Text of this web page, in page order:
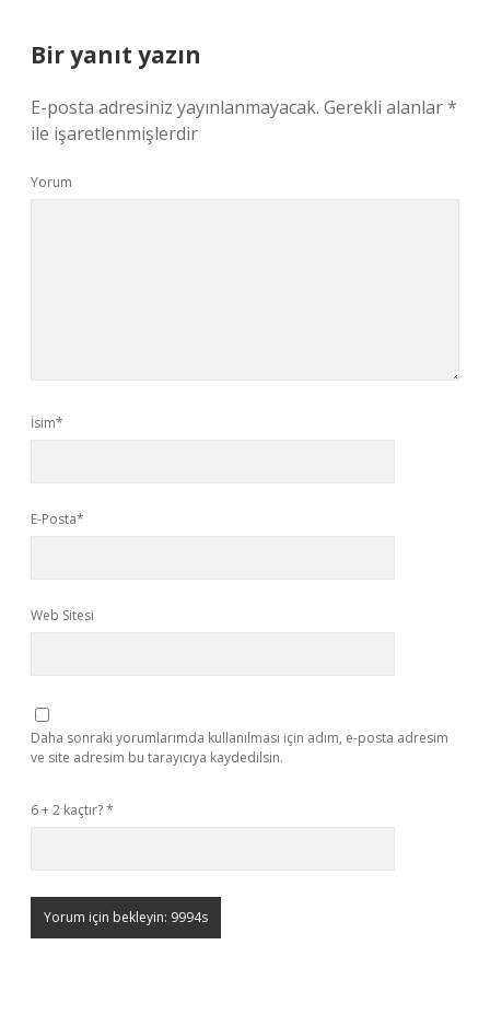
Bir yanıt yazın
E-posta adresiniz yayınlanmayacak. Gerekli alanlar*
ile işaretlenmişlerdir
Yorum
İsim*
E-Posta*
Web Sitesi
Daha sonraki yorumlarımda kullanılması için adım, e-posta adresim
ve site adresim bu tarayıcıya kaydedilsin.
6 + 2 kaçtır?*